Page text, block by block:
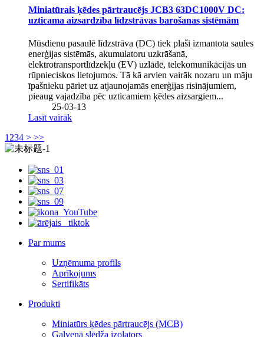
Miniatūrais ķēdes pārtraucējs JCB3 63DC1000V DC:
uzticama aizsardzība līdzstrāvas barošanas sistēmām
Mūsdienu pasaulē līdzstrāva (DC) tiek plaši izmantota saules
enerģijas sistēmās, akumulatoru uzkrāšanā,
elektrotransportlīdzekļu (EV) uzlādē, telekomunikācijās un
rūpnieciskos lietojumos. Tā kā arvien vairāk nozaru un māju
īpašnieku pāriet uz atjaunojamās enerģijas risinājumiem,
pieaug vajadzība pēc uzticamiem ķēdes aizsargiem...
25-03-13
Lasīt vairāk
1 234 > >>
Par mums
Uzņēmuma profils
Aprīkojums
Sertifikāts
Produkti
Miniatūrs ķēdes pārtraucējs (MCB)
Galvenā slēdža izolators